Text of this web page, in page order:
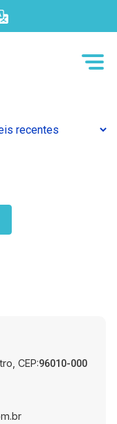
CEP:96010-000